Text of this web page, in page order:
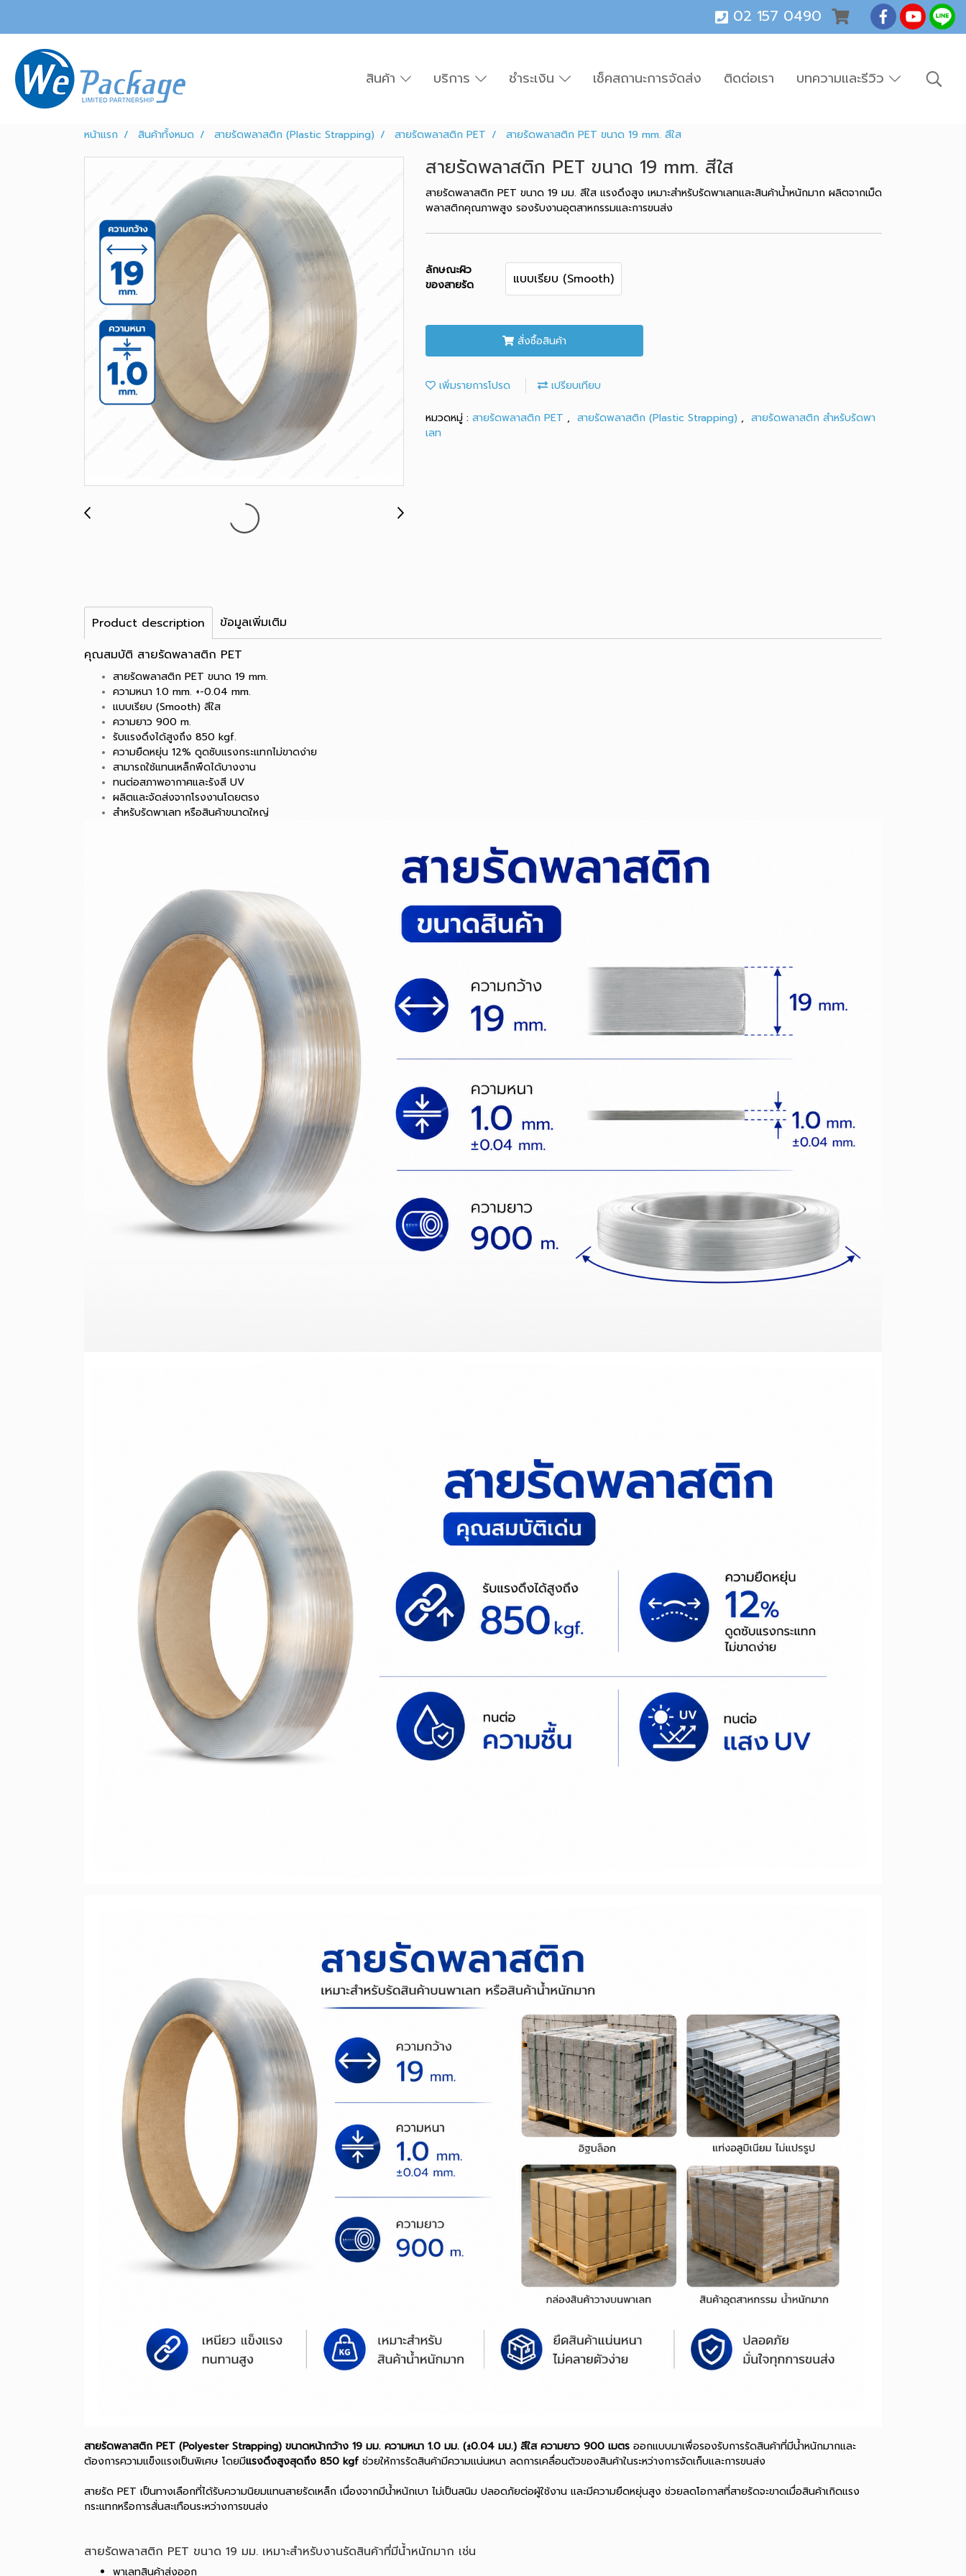
02 157 0490
สินค้า บริการ ชำระเงิน เช็คสถานะการจัดส่ง ติดต่อเรา บทความและรีวิว
หน้าแรก สินค้าทั้งหมด สายรัดพลาสติก (Plastic Strapping) สายรัดพลาสติก PET สายรัดพลาสติก PET ขนาด 19 mm. สีใส
สายรัดพลาสติก PET ขนาด 19 mm. สีใส
สายรัดพลาสติก PET ขนาด 19 มม. สีใส แรงดึงสูง เหมาะสำหรับรัดพาเลทและสินค้าน้ำหนักมาก ผลิตจากเม็ด
พลาสติกคุณภาพสูง รองรับงานอุตสาหกรรมและการขนส่ง
ลักษณะผิว
ของสายรัด
แบบเรียบ (Smooth)
สั่งซื้อสินค้า
เพิ่มรายการโปรด เปรียบเทียบ
หมวดหมู่ : สายรัดพลาสติก PET , สายรัดพลาสติก (Plastic Strapping) , สายรัดพลาสติก สำหรับรัดพา
เลท
Product description
ข้อมูลเพิ่มเติม
คุณสมบัติ สายรัดพลาสติก PET
สายรัดพลาสติก PET ขนาด 19 mm.
ความหนา 1.0 mm. +-0.04 mm.
แบบเรียบ (Smooth) สีใส
ความยาว 900 m.
รับแรงดึงได้สูงถึง 850 kgf.
ความยืดหยุ่น 12% ดูดซับแรงกระแทกไม่ขาดง่าย
สามารถใช้แทนเหล็กพืดได้บางงาน
ทนต่อสภาพอากาศและรังสี UV
ผลิตและจัดส่งจากโรงงานโดยตรง
สำหรับรัดพาเลท หรือสินค้าขนาดใหญ่
สายรัดพลาสติก PET (Polyester Strapping) ขนาดหน้ากว้าง 19 มม. ความหนา 1.0 มม. (±0.04 มม.) สีใส ความยาว 900 เมตร ออกแบบมาเพื่อรองรับการรัดสินค้าที่มีน้ำหนักมากและ
ต้องการความแข็งแรงเป็นพิเศษ โดยมีแรงดึงสูงสุดถึง 850 kgf ช่วยให้การรัดสินค้ามีความแน่นหนา ลดการเคลื่อนตัวของสินค้าในระหว่างการจัดเก็บและการขนส่ง
สายรัด PET เป็นทางเลือกที่ได้รับความนิยมแทนสายรัดเหล็ก เนื่องจากมีน้ำหนักเบา ไม่เป็นสนิม ปลอดภัยต่อผู้ใช้งาน และมีความยืดหยุ่นสูง ช่วยลดโอกาสที่สายรัดจะขาดเมื่อสินค้าเกิดแรง
กระแทกหรือการสั่นสะเทือนระหว่างการขนส่ง
สายรัดพลาสติก PET ขนาด 19 มม. เหมาะสำหรับงานรัดสินค้าที่มีน้ำหนักมาก เช่น
พาเลทสินค้าส่งออก